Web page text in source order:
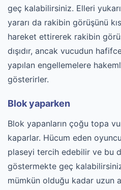
geç kalabilirsiniz. Elleri
yararı da rakibin görüşünü
hareket ettirerek rakibin
dışıdır, ancak vucudun
yapılan engellemelere
gösterirler.
Blok yaparken
Blok yapanların çoğu topa
kaparlar. Hücum eden
plaseyi tercih edebilir ve bu
göstermekte geç
mümkün olduğu kadar uzun